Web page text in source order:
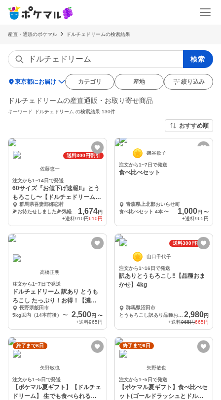
産直・通販のポケマル ドルチェドリームの検索結果
検索
location_on東京都にお届け カテゴリ 産地 絞り込み
ドルチェドリームの産直通販・お取り寄せ商品
キーワード ドルチェドリーム の検索結果:130件
おすすめ順
送料300円割引
佐藤恵一
注文から1~14日で発送
60サイズ『お値下げ速報‼️』とう
もろこし〜【ドルチェドリーム】
４本入
群馬県吾妻郡嬬恋村
1,674円
+送料910円610円
磯谷歌子
注文から1~7日で発送
食べ比べセット
青森県上北郡おいらせ町
食べ比べセット 4本 〜 1,000円 〜
+送料965円
高橋正明
注文から1~7日で発送
ドルチェドリーム 訳あり とうも
ろこし たっぷり！お得！【濃厚
甘々 人気品種】
長野県飯田市
5kg以内（14本前後）
〜 2,500円 〜
+送料965円
送料300円割引
山口千代子
注文から1~16日で発送
訳ありとうもろこし‼️【品種おま
かせ】4kg
群馬県沼田市
とうもろこし訳あり品種おまかせ4kg
2,980円
+送料965円665円
終了まで6日
矢野敏也
注文から1~5日で発送
【ポケマル夏ギフト】【ドルチェ
ドリーム】 生でも食べられると
終了まで6日
矢野敏也
注文から1~5日で発送
【ポケマル夏ギフト】食べ比べセ
ット(ゴールドラッシュとドルチ